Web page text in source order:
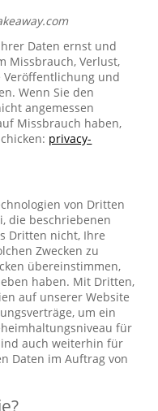
Daten ernst und
Missbrauch, Verlust,
und
Wenn Sie den
angemessen
Missbrauch haben,
privacy-
von Dritten
die beschriebenen
Dritten nicht, Ihre
Zwecken zu
übereinstimmen,
haben. Mit Dritten,
auf unserer Website
um ein
für
auch weiterhin für
Daten im Auftrag von